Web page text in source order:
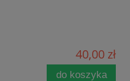
40,00 zł
do koszyka